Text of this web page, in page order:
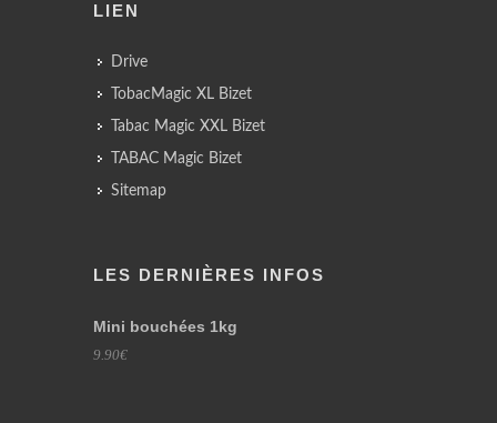
LIEN
Drive
TobacMagic XL Bizet
Tabac Magic XXL Bizet
TABAC Magic Bizet
Sitemap
LES DERNIÈRES INFOS
Mini bouchées 1kg
9.90€